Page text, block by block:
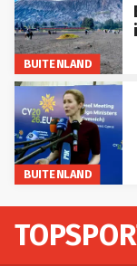
BUITENLAND
BUITENLAND